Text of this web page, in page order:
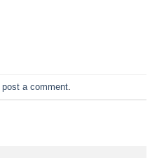
post a comment